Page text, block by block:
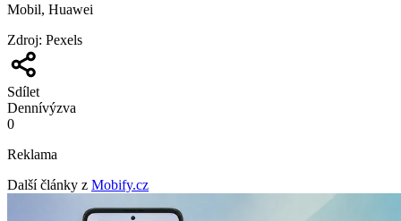
Mobil, Huawei
Zdroj: Pexels
Sdílet
Dennívýzva
0
Reklama
Další články z Mobify.cz